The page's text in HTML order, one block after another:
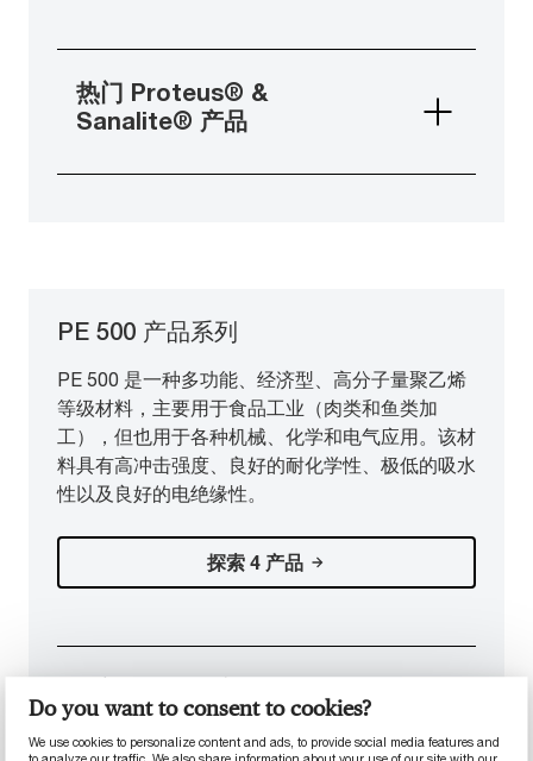
Do you want to consent to cookies?
We use cookies to personalize content and ads, to provide social media features and
热门 Proteus® &
Sanalite® 产品
PE 500 产品系列
PE 500 是一种多功能、经济型、高分子量聚乙烯
等级材料，主要用于食品工业（肉类和鱼类加
工），但也用于各种机械、化学和电气应用。该材
料具有高冲击强度、良好的耐化学性、极低的吸水
性以及良好的电绝缘性。
探索 4 产品